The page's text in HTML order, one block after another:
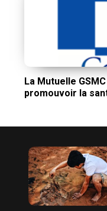
La Mutuelle
promouvoir la